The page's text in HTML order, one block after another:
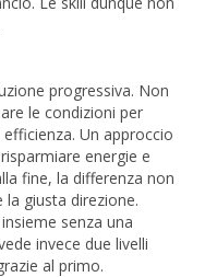
progressiva. Non
le condizioni per
Un approccio
energie e
fine, la differenza non
la giusta direzione.
senza una
invece due livelli
al primo.